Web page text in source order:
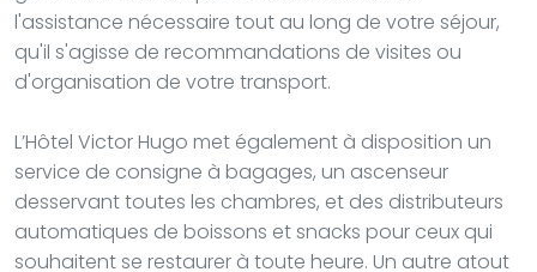
l'assistance nécessaire tout au long de votre séjour,
qu'il s'agisse de recommandations de visites ou
d'organisation de votre transport.
L’Hôtel Victor Hugo met également à disposition un
service de consigne à bagages, un ascenseur
desservant toutes les chambres, et des distributeurs
automatiques de boissons et snacks pour ceux qui
souhaitent se restaurer à toute heure. Un autre atout